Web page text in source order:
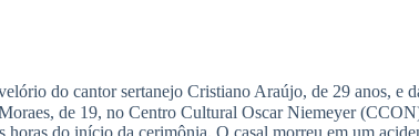
do cantor sertanejo Cristiano Araújo, de 29 anos, e
de 19, no Centro Cultural Oscar Niemeyer